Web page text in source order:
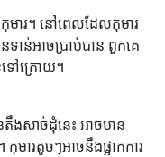
មារ។ នៅពេលដែលកុមារ
ទាន់អាចប្រាប់បាន ពួកគេ
ទៅក្រោយ។
ងសាច់ដុំនេះ អាចមាន
មារតូចៗអាចនឹងផ្អាកការ